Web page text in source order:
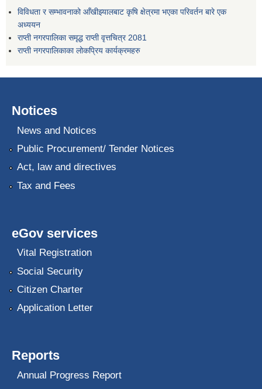
विविधता र सम्भावनाको आँखीझ्यालबाट कृषि क्षेत्रमा भएका परिवर्तन बारे एक
अध्ययन
राप्ती नगरपालिका समृद्ध राप्ती वृत्तचित्र 2081
राप्ती नगरपालिकाका लोकप्रिय कार्यक्रमहरु
Notices
News and Notices
Public Procurement/ Tender Notices
Act, law and directives
Tax and Fees
eGov services
Vital Registration
Social Security
Citizen Charter
Application Letter
Reports
Annual Progress Report